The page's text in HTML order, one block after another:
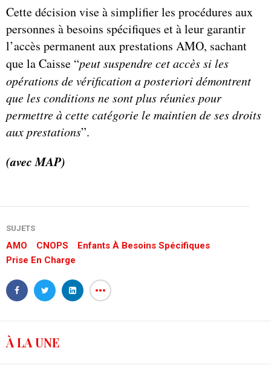
Cette décision vise à simplifier les procédures aux
personnes à besoins spécifiques et à leur garantir
l’accès permanent aux prestations AMO, sachant
que la Caisse “peut suspendre cet accès si les
opérations de vérification a posteriori démontrent
que les conditions ne sont plus réunies pour
permettre à cette catégorie le maintien de ses droits
aux prestations”.
(avec MAP)
SUJETS
AMO CNOPS
Enfants À Besoins Spécifiques
Prise En Charge
À LA UNE